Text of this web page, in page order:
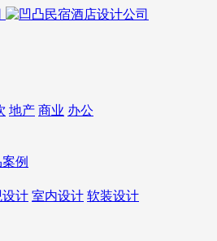
地产 商业 办公
例
计 室内设计 软装设计